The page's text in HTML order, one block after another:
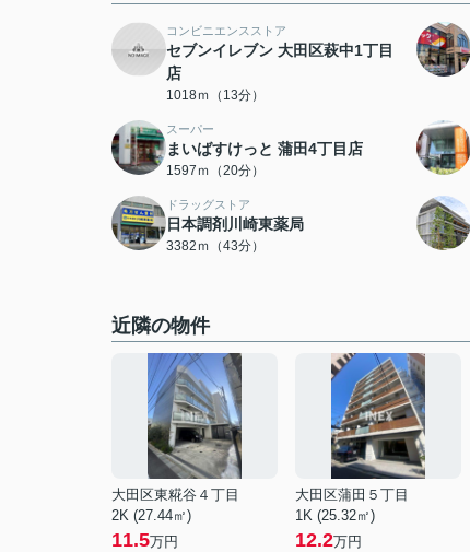
コンビニエンスストア
セブンイレブン 大田区萩中1丁目
店
1018ｍ（13分）
スーパー
まいばすけっと 蒲田4丁目店
1597ｍ（20分）
ドラッグストア
日本調剤川崎東薬局
3382ｍ（43分）
近隣の物件
大田区東糀谷４丁目
2K (27.44㎡)
11.5万円
大田区蒲田５丁目
1K (25.32㎡)
12.2万円